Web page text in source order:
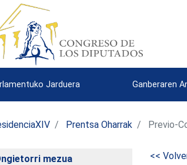
Jarduera Ganberaren
Prentsa Oharrak Previo-
mezua
<<